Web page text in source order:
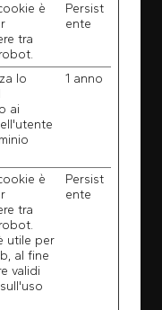
è
tra
Persist
ente
lo
ai
1 anno
è
tra
utile per
al fine
validi
Persist
ente